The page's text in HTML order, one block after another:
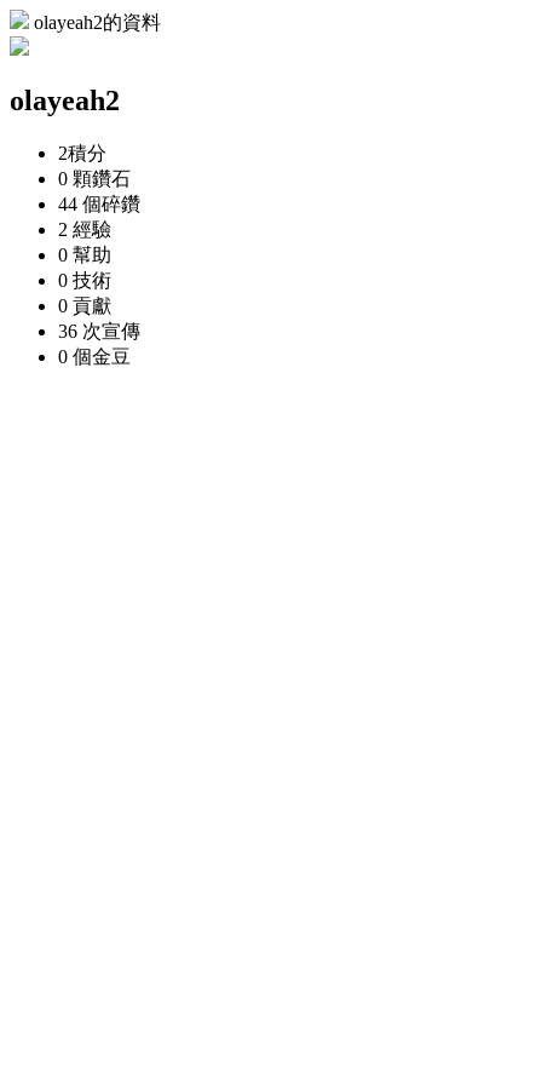
olayeah2的資料
olayeah2
2積分
0 顆鑽石
44 個碎鑽
2 經驗
0 幫助
0 技術
0 貢獻
36 次宣傳
0 個金豆